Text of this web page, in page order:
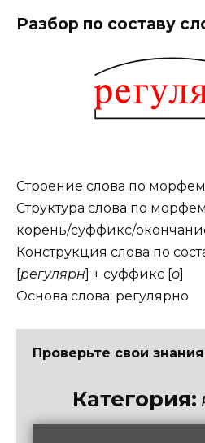
Разбор по составу
Строение слова по
Структура слова по
корень/суффикс/
Конструкция слова по
[регулярн] + суффикс [о]
Основа слова: регулярно
Проверьте свои
Категория: